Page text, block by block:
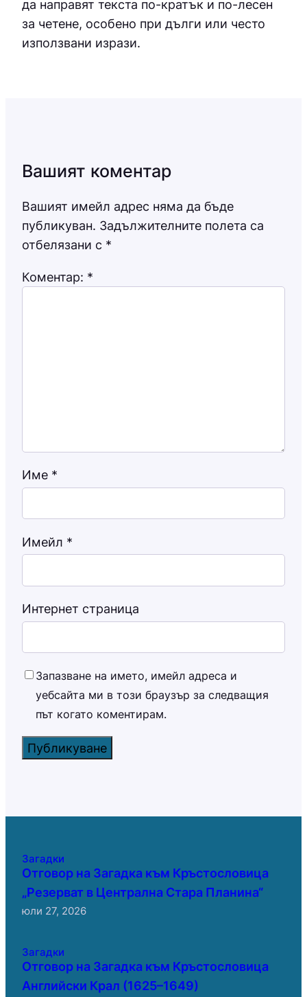
да направят текста по-кратък и по-лесен
за четене, особено при дълги или често
използвани изрази.
Вашият коментар
Вашият имейл адрес няма да бъде
публикуван. Задължителните полета са
отбелязани с *
Коментар: *
Име *
Имейл *
Интернет страница
Запазване на името, имейл адреса и
уебсайта ми в този браузър за следващия
път когато коментирам.
Загадки
Отговор на Загадка към Кръстословица
„Резерват в Централна Стара Планина“
юли 27, 2026
Загадки
Отговор на Загадка към Кръстословица
Английски Крал (1625–1649)